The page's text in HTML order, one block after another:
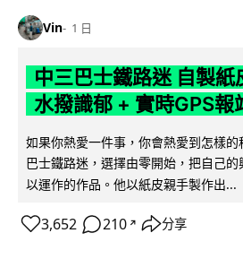
Vin 1 日
中三巴士鐵路迷 自製紙
水撥識郁 + 實時GPS報
如果你熱愛一件事，你會熱愛到怎樣
巴士鐵路迷，選擇由零開始，把自己
以運作的作品。他以紙皮親手製作出...
3,652 210 ↗ 分享